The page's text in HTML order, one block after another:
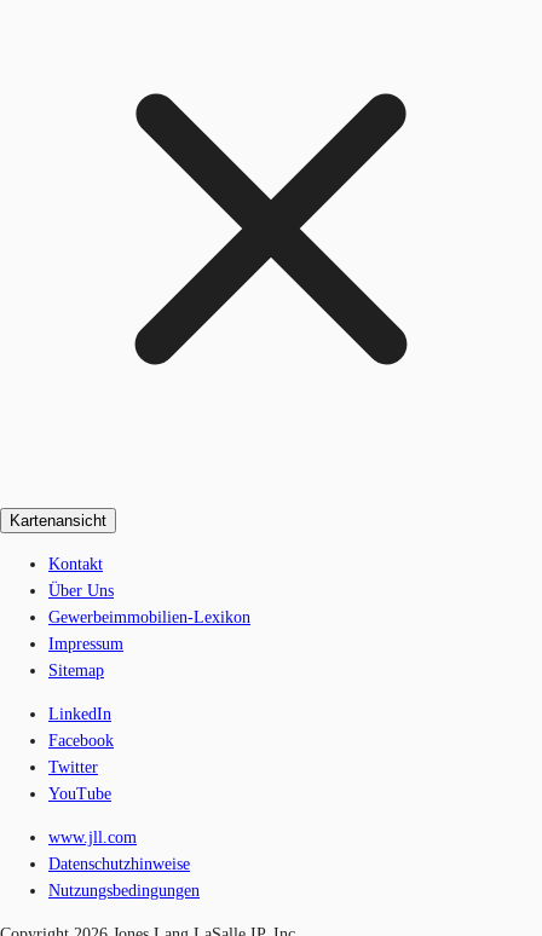
Kartenansicht
Kontakt
Über Uns
Gewerbeimmobilien-Lexikon
Impressum
Sitemap
LinkedIn
Facebook
Twitter
YouTube
www.jll.com
Datenschutzhinweise
Nutzungsbedingungen